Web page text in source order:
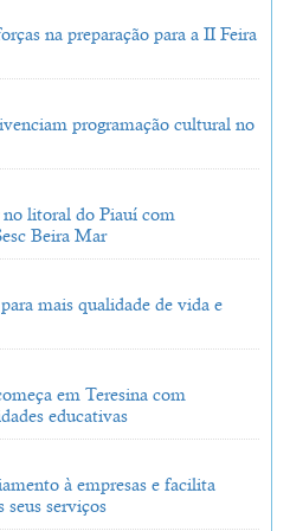
na preparação para a II Feira
programação cultural no
no litoral do Piauí com
Beira Mar
mais qualidade de vida e
em Teresina com
educativas
à empresas e facilita
seus serviços